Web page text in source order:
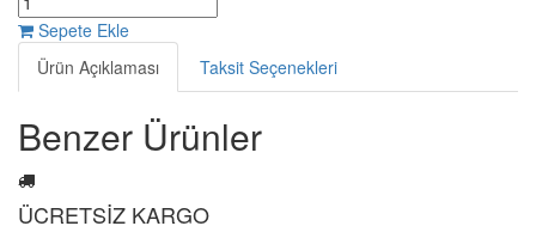
Sepete Ekle
Ürün Açıklaması
Taksit Seçenekleri
Benzer Ürünler
ÜCRETSİZ KARGO